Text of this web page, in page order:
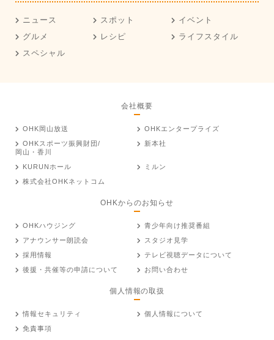
ニュース スポット
イベント
グルメ
レシピ
ライフスタイル
スペシャル
会社概要
OHK岡山放送
OHKエンタープライズ
OHKスポーツ振興財団/
岡山・香川
新本社
KURUNホール
ミルン
株式会社OHKネットコム
OHKからのお知らせ
OHKハウジング
青少年向け推奨番組
アナウンサー朗読会
スタジオ見学
採用情報
テレビ視聴データについて
後援・共催等の申請について
お問い合わせ
個人情報の取扱
情報セキュリティ
個人情報について
免責事項